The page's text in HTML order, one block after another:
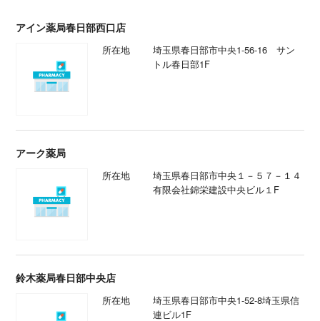
アイン薬局春日部西口店
所在地
埼玉県春日部市中央1-56-16 サン
トル春日部1F
アーク薬局
所在地
埼玉県春日部市中央１－５７－１４
有限会社錦栄建設中央ビル１F
鈴木薬局春日部中央店
所在地
埼玉県春日部市中央1-52-8埼玉県信
連ビル1F